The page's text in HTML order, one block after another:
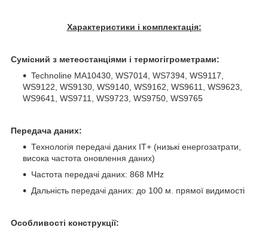
Характеристики і комплектація:
Сумісний з метеостанціями і термогігрометрами:
Technoline MA10430, WS7014, WS7394, WS9117,
WS9122, WS9130, WS9140, WS9162, WS9611, WS9623,
WS9641, WS9711, WS9723, WS9750, WS9765
Передача даних:
Технологія передачі даних IT+ (низькі енергозатрати,
висока частота оновлення даних)
Частота передачі даних: 868 MHz
Дальність передачі даних: до 100 м. прямої видимості
Особливості конструкції: